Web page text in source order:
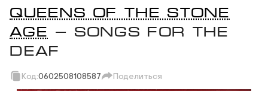
QUEENS OF THE STONE
AGE — SONGS FOR THE
DEAF
Код:0602508108587 Поделиться